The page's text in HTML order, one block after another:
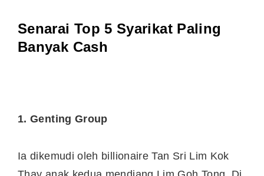
Senarai Top 5 Syarikat Paling
Banyak Cash
1. Genting Group
Ia dikemudi oleh billionaire Tan Sri Lim Kok